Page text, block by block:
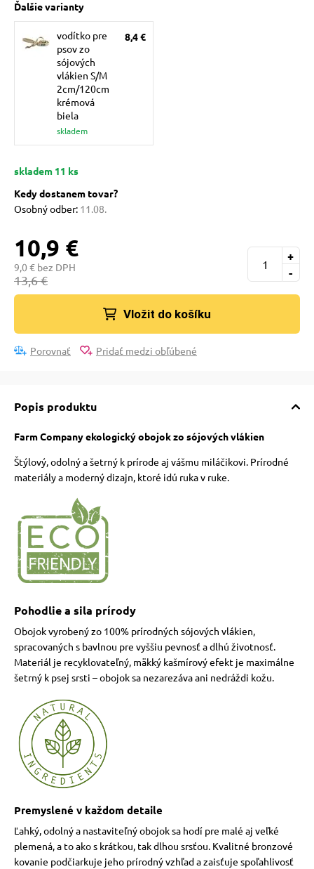
mačky
Ďalšie varianty
vodítko pre
psov zo
sójových
vlákien S/M
2cm/120cm
krémová
biela
skladem
8,4 €
skladem 11 ks
Kedy dostanem tovar?
Osobný odber: 11.08.
10,9 €
9,0 € bez DPH
13,6 € -
+
Vložit do košíku
Porovnať Pridať medzi obľúbené
Popis produktu
Farm Company ekologický obojok zo sójových vlákien
Štýlový, odolný a šetrný k prírode aj vášmu miláčikovi. Prírodné
materiály a moderný dizajn, ktoré idú ruka v ruke.
Pohodlie a sila prírody
Obojok vyrobený zo 100% prírodných sójových vlákien,
spracovaných s bavlnou pre vyššiu pevnosť a dlhú životnosť.
Materiál je recyklovateľný, mäkký kašmírový efekt je maximálne
šetrný k psej srsti – obojok sa nezarezáva ani nedráždi kožu.
Premyslené v každom detaile
Ľahký, odolný a nastaviteľný obojok sa hodí pre malé aj veľké
plemená, a to ako s krátkou, tak dlhou srsťou. Kvalitné bronzové
kovanie podčiarkuje jeho prírodný vzhľad a zaisťuje spoľahlivosť